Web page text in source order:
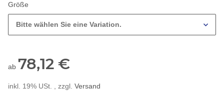
Größe
Bitte wählen Sie eine Variation.
ab 78,12 €
inkl. 19% USt. , zzgl. Versand